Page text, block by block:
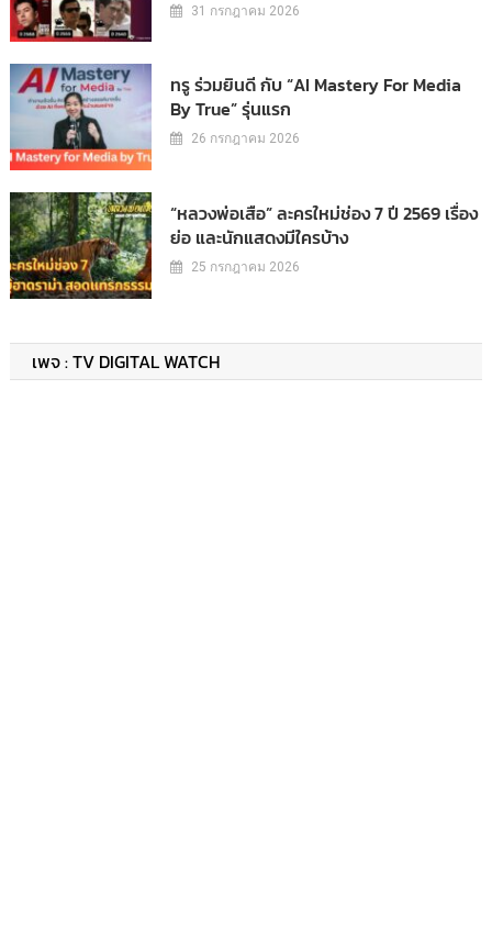
31 กรกฎาคม 2026
ทรู ร่วมยินดี กับ “AI Mastery For Media
By True” รุ่นแรก
26 กรกฎาคม 2026
“หลวงพ่อเสือ” ละครใหม่ช่อง 7 ปี 2569 เรื่อง
ย่อ และนักแสดงมีใครบ้าง
25 กรกฎาคม 2026
เพจ : TV DIGITAL WATCH